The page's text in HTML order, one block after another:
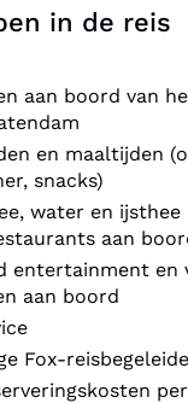
in de reis
aan boord van
en maaltijden
snacks)
water en ijsthee
aan
entertainment en
aan boord
Fox-